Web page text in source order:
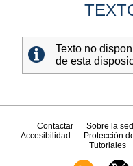
Texto no
de esta
Contactar Sobre la
Accesibilidad
Protección
Tutoriales